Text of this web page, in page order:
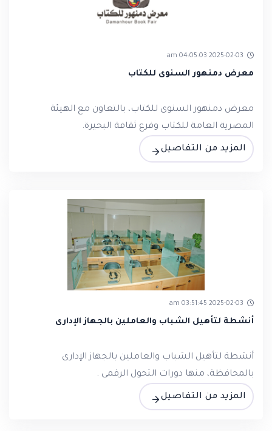
2025-02-03 04:05:03 am
معرض دمنهور السنوى للكتاب
معرض دمنهور السنوى للكتاب، بالتعاون مع الهيئة
المصرية العامة للكتاب وفرع ثقافة البحيرة.
المزيد من التفاصيل
2025-02-03 03:51:45 am
أنشطة لتأهيل الشباب والعاملين بالجهاز الإدارى
أنشطة لتأهيل الشباب والعاملين بالجهاز الإدارى
بالمحافظة، منها دورات التحول الرقمى .
المزيد من التفاصيل